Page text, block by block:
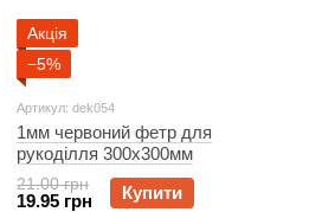
Акція
−5%
Артикул: dek054
1мм червоний фетр для
рукоділля 300x300мм
21.00 грн
19.95 грн Купити